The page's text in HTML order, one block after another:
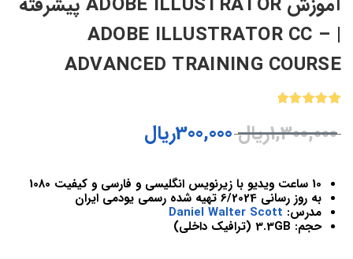
| ADOBE ILLUSTRATOR CC –
ADVANCED TRAINING COURSE
از 5
در
1,300,000ریال 300,000ریال
10 ساعت ویدیو با زیرنویس انگلیسی و فارسی و کیفیت 1080
به روز رسانی 6/2024 تهیه شده رسمی یودمی ایران
مدرس: Daniel Walter Scott
حجم: 3.3GB (ترافیک داخلی)